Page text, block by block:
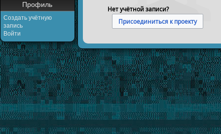
Профиль
Создать учётную
запись
Войти
Нет учётной записи?
Присоединиться к проекту